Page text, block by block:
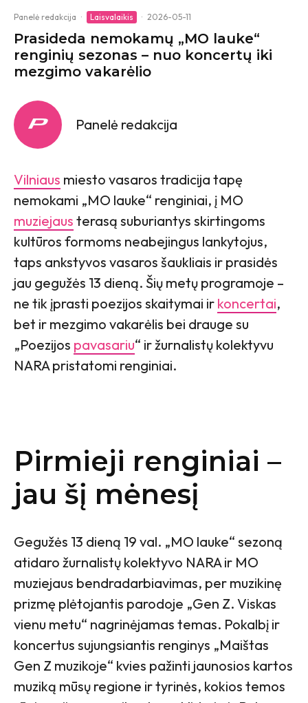
Panelė redakcija · Laisvalaikis · 2026-05-11
Prasideda nemokamų „MO lauke“
renginių sezonas – nuo koncertų iki
mezgimo vakarėlio
Panelė redakcija
Vilniaus miesto vasaros tradicija tapę
nemokami „MO lauke“ renginiai, į MO
muziejaus terasą suburiantys skirtingoms
kultūros formoms neabejingus lankytojus,
taps ankstyvos vasaros šaukliais ir prasidės
jau gegužės 13 dieną. Šių metų programoje –
ne tik įprasti poezijos skaitymai ir koncertai,
bet ir mezgimo vakarėlis bei drauge su
„Poezijos pavasariu“ ir žurnalistų kolektyvu
NARA pristatomi renginiai.
Pirmieji renginiai –
jau šį mėnesį
Gegužės 13 dieną 19 val. „MO lauke“ sezoną
atidaro žurnalistų kolektyvo NARA ir MO
muziejaus bendradarbiavimas, per muzikinę
prizmę plėtojantis parodoje „Gen Z. Viskas
vienu metu“ nagrinėjamas temas. Pokalbį ir
koncertus sujungsiantis renginys „Maištas
Gen Z muzikoje“ kvies pažinti jaunosios kartos
muziką mūsų regione ir tyrinės, kokios temos